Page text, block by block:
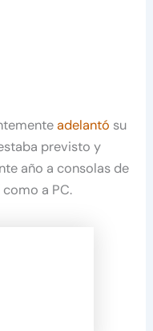
adelantó su
previsto y
año a consolas de
a PC.